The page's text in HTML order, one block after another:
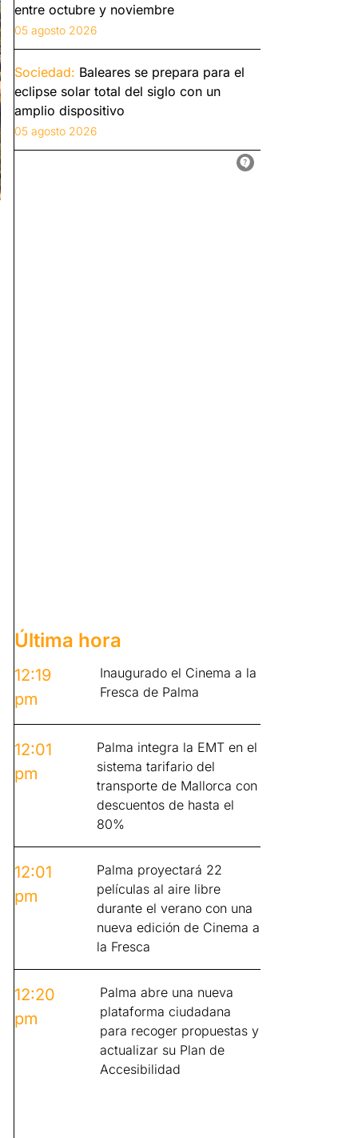
entre octubre y noviembre
05 agosto 2026
Sociedad: Baleares se prepara para el
eclipse solar total del siglo con un
amplio dispositivo
05 agosto 2026
Última hora
12:19
pm
Inaugurado el Cinema a la
Fresca de Palma
12:01
pm
Palma integra la EMT en el
sistema tarifario del
transporte de Mallorca con
descuentos de hasta el
80%
12:01
pm
Palma proyectará 22
películas al aire libre
durante el verano con una
nueva edición de Cinema a
la Fresca
12:20
pm
Palma abre una nueva
plataforma ciudadana
para recoger propuestas y
actualizar su Plan de
Accesibilidad